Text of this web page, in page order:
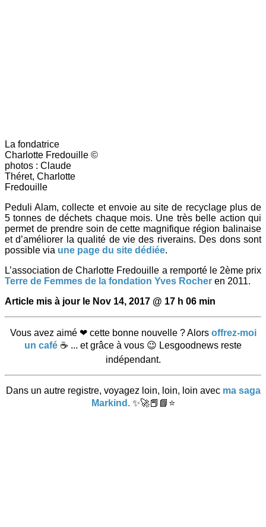
La fondatrice
Charlotte Fredouille ©
photos : Claude
Théret, Charlotte
Fredouille
Peduli Alam, collecte et envoie au site de recyclage plus de
5 tonnes de déchets chaque mois. Une très belle action qui
permet de prendre soin de cette magnifique région balinaise
et d’améliorer la qualité de vie des riverains. Des dons sont
possible via une page du site dédiée.
L’association de Charlotte Fredouille a remporté le 2ème prix
Terre de Femmes de la fondation Yves Rocher en 2011.
Article mis à jour le Nov 14, 2017 @ 17 h 06 min
Vous avez aimé ❤ cette bonne nouvelle ? Alors offrez-moi
un café ☕ ... et grâce à vous 😉 Lesgoodnews reste
indépendant.
Dans un autre registre, voyagez loin, loin, loin avec ma saga
Markind.✨🚀📕📘⭐